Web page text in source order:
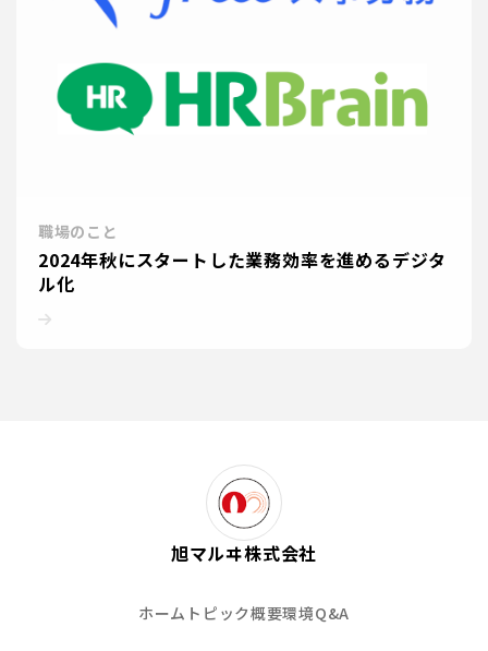
職場のこと
2024年秋にスタートした業務効率を進めるデジタ
ル化
旭マルヰ株式会社
ホーム トピック概要環境Q&A